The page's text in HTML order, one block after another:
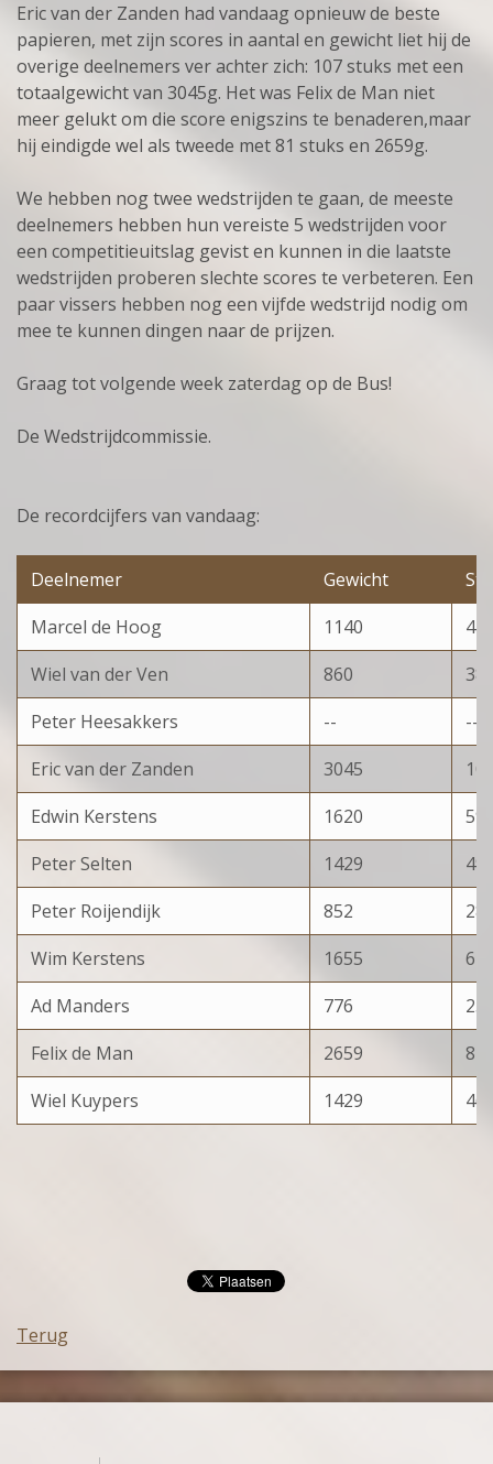
Eric van der Zanden had vandaag opnieuw de beste
papieren, met zijn scores in aantal en gewicht liet hij de
overige deelnemers ver achter zich: 107 stuks met een
totaalgewicht van 3045g. Het was Felix de Man niet
meer gelukt om die score enigszins te benaderen,maar
hij eindigde wel als tweede met 81 stuks en 2659g.
We hebben nog twee wedstrijden te gaan, de meeste
deelnemers hebben hun vereiste 5 wedstrijden voor
een competitieuitslag gevist en kunnen in die laatste
wedstrijden proberen slechte scores te verbeteren. Een
paar vissers hebben nog een vijfde wedstrijd nodig om
mee te kunnen dingen naar de prijzen.
Graag tot volgende week zaterdag op de Bus!
De Wedstrijdcommissie.
De recordcijfers van vandaag:
Deelnemer Gewicht
Marcel de Hoog
1140
47
Wiel van der Ven
860
38
Peter Heesakkers
--
--
Eric van der Zanden
3045
Edwin Kerstens
1620
59
Peter Selten
1429
49
Peter Roijendijk
852
28
Wim Kerstens
1655
64
Ad Manders
776
25
Felix de Man
2659
81
Wiel Kuypers
1429 46
Terug